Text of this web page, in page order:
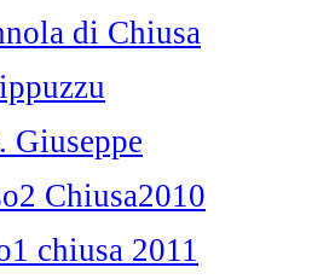
di Chiusa
Giuseppe
Chiusa2010
chiusa 2011